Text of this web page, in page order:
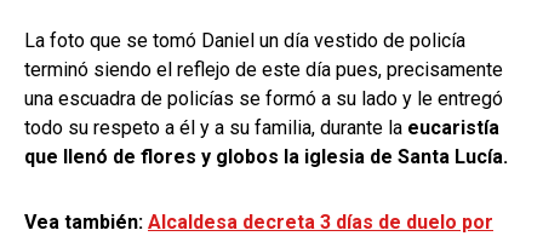
La foto que se tomó Daniel un día vestido de policía
terminó siendo el reflejo de este día pues, precisamente
una escuadra de policías se formó a su lado y le entregó
todo su respeto a él y a su familia, durante la eucaristía
que llenó de flores y globos la iglesia de Santa Lucía.
Vea también: Alcaldesa decreta 3 días de duelo por